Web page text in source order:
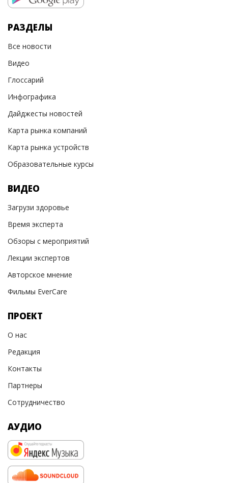
РАЗДЕЛЫ
Все новости
Видео
Глоссарий
Инфографика
Дайджесты новостей
Карта рынка компаний
Карта рынка устройств
Образовательные курсы
ВИДЕО
Загрузи здоровье
Время эксперта
Обзоры с мероприятий
Лекции экспертов
Авторское мнение
Фильмы EverCare
ПРОЕКТ
О нас
Редакция
Контакты
Партнеры
Сотрудничество
АУДИО